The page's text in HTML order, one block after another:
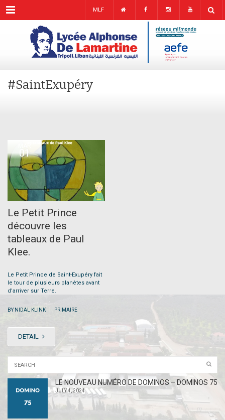
Menu MLF
#SaintExupéry
01
Le Petit Prince
découvre les
tableaux de Paul
Klee.
Le Petit Prince de Saint-Exupéry fait
le tour de plusieurs planètes avant
d’arriver sur Terre.
BY NIDAL KLINK PRIMAIRE
DETAIL
LE NOUVEAU NUMÉRO DE DOMINOS – DOMINOS 75
JULY 4, 2024